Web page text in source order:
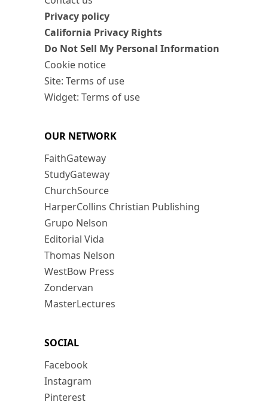
Privacy policy
California Privacy Rights
Do Not Sell My Personal Information
Cookie notice
Site: Terms of use
Widget: Terms of use
OUR NETWORK
FaithGateway
StudyGateway
ChurchSource
HarperCollins Christian Publishing
Grupo Nelson
Editorial Vida
Thomas Nelson
WestBow Press
Zondervan
MasterLectures
SOCIAL
Facebook
Instagram
Pinterest